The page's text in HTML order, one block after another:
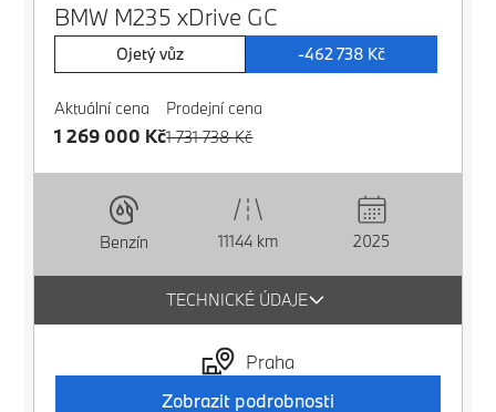
BMW M235 xDrive GC
Ojetý vůz -462 738 Kč
Aktuální cena
1 269 000 Kč
Prodejní cena
1 731 738 Kč
Benzín 11144 km 2025
TECHNICKÉ ÚDAJE
Praha
Zobrazit podrobnosti